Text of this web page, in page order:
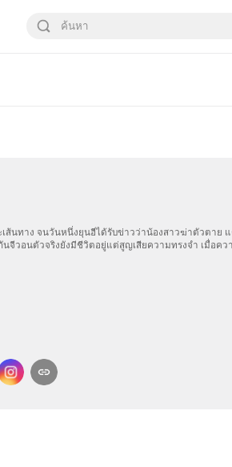
นทาง จนวันหนึ่งยุนฮีได้รับข่าวว่าน้องสาวฆ่าตัวตาย แ
วอนตัวจริงยังมีชีวิตอยู่แต่สูญเสียความทรงจำ เมื่อควา